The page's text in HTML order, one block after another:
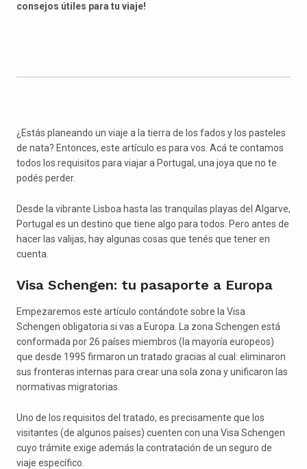
consejos útiles para tu viaje!
¿Estás planeando un viaje a la tierra de los fados y los pasteles
de nata? Entonces, este artículo es para vos. Acá te contamos
todos los requisitos para viajar a Portugal, una joya que no te
podés perder.
Desde la vibrante Lisboa hasta las tranquilas playas del Algarve,
Portugal es un destino que tiene algo para todos. Pero antes de
hacer las valijas, hay algunas cosas que tenés que tener en
cuenta.
Visa Schengen: tu pasaporte a Europa
Empezaremos este artículo contándote sobre la Visa
Schengen obligatoria si vas a Europa. La zona Schengen está
conformada por 26 países miembros (la mayoría europeos)
que desde 1995 firmaron un tratado gracias al cual: eliminaron
sus fronteras internas para crear una sola zona y unificaron las
normativas migratorias.
Uno de los requisitos del tratado, es precisamente que los
visitantes (de algunos países) cuenten con una Visa Schengen
cuyo trámite exige además la contratación de un seguro de
viaje específico.